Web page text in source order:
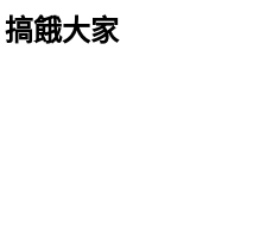
餓大家